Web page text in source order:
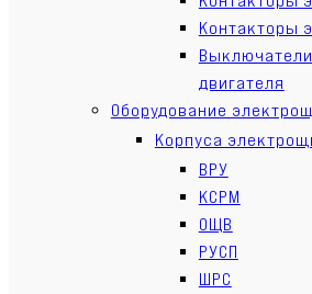
Контакторы
двигателя
Оборудование
Корпуса
ВРУ
КСРМ
ОЩВ
РУСП
ШРС